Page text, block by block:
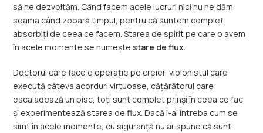
să ne dezvoltăm. Când facem acele lucruri nici nu ne dăm
seama când zboară timpul, pentru că suntem complet
absorbiți de ceea ce facem. Starea de spirit pe care o avem
în acele momente se numește stare de flux.
Doctorul care face o operație pe creier, violonistul care
execută câteva acorduri virtuoase, cățărătorul care
escaladează un pisc, toți sunt complet prinși în ceea ce fac
și experimentează starea de flux. Dacă i-ai întreba cum se
simt în acele momente, cu siguranță nu ar spune că sunt